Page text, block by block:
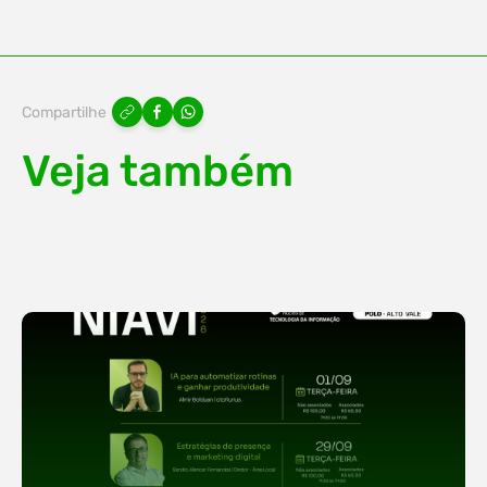
Compartilhe
Veja também